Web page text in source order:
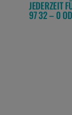
JEDERZEIT
97 32 – 0